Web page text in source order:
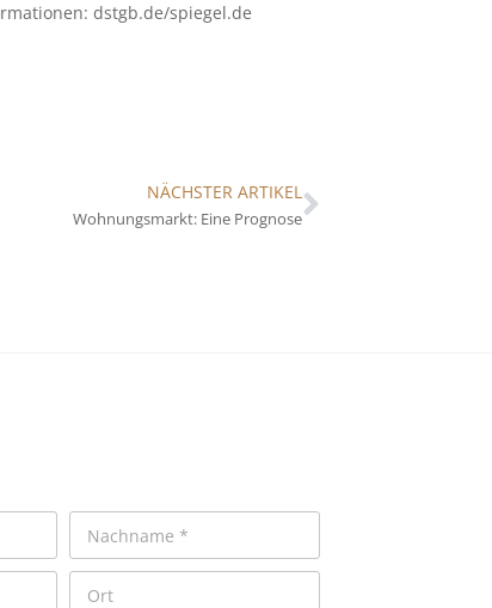
dstgb.de/spiegel.de
NÄCHSTER ARTIKEL
Wohnungsmarkt: Eine Prognose